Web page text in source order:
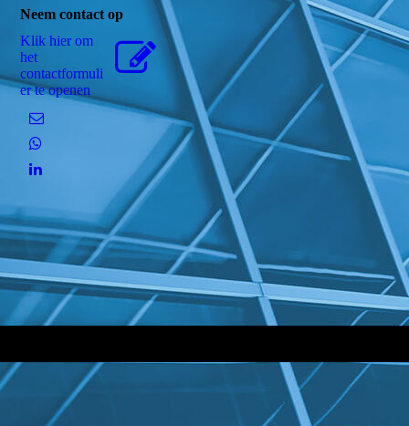
Neem contact op
Klik hier om
het
contactformuli
er te openen